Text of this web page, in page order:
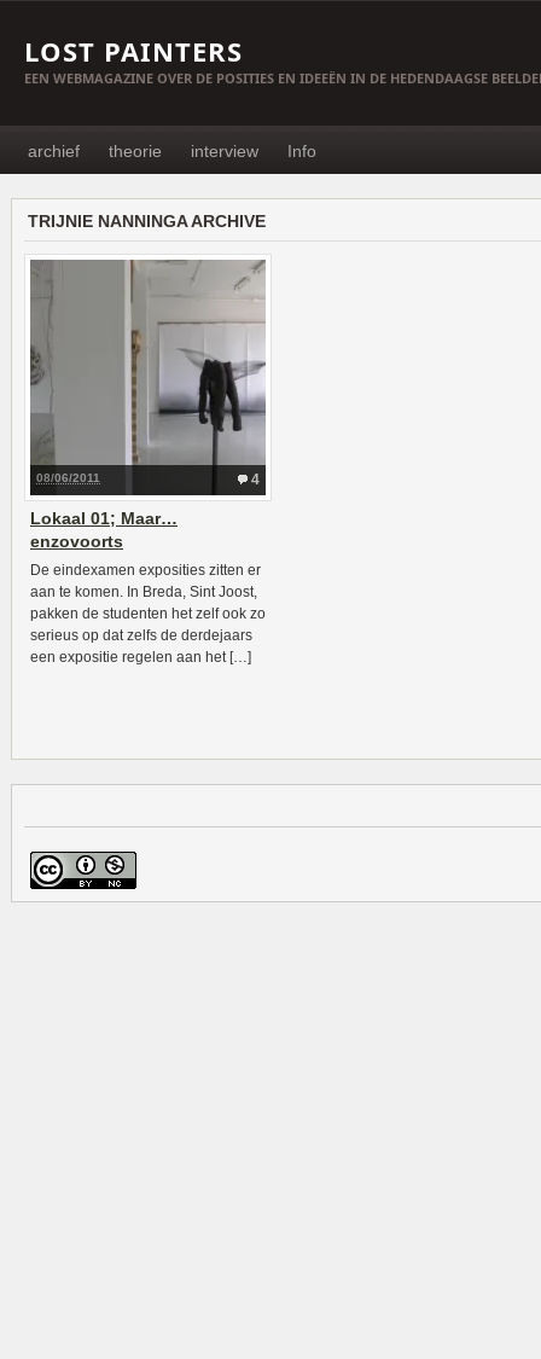
LOST PAINTERS
EEN WEBMAGAZINE OVER DE POSITIES EN IDEEËN IN DE HEDENDAAGSE
archief theorie interview Info
TRIJNIE NANNINGA ARCHIVE
4
08/06/2011
Lokaal 01; Maar…
enzovoorts
De eindexamen exposities zitten er
aan te komen. In Breda, Sint Joost,
pakken de studenten het zelf ook zo
serieus op dat zelfs de derdejaars
een expositie regelen aan het […]